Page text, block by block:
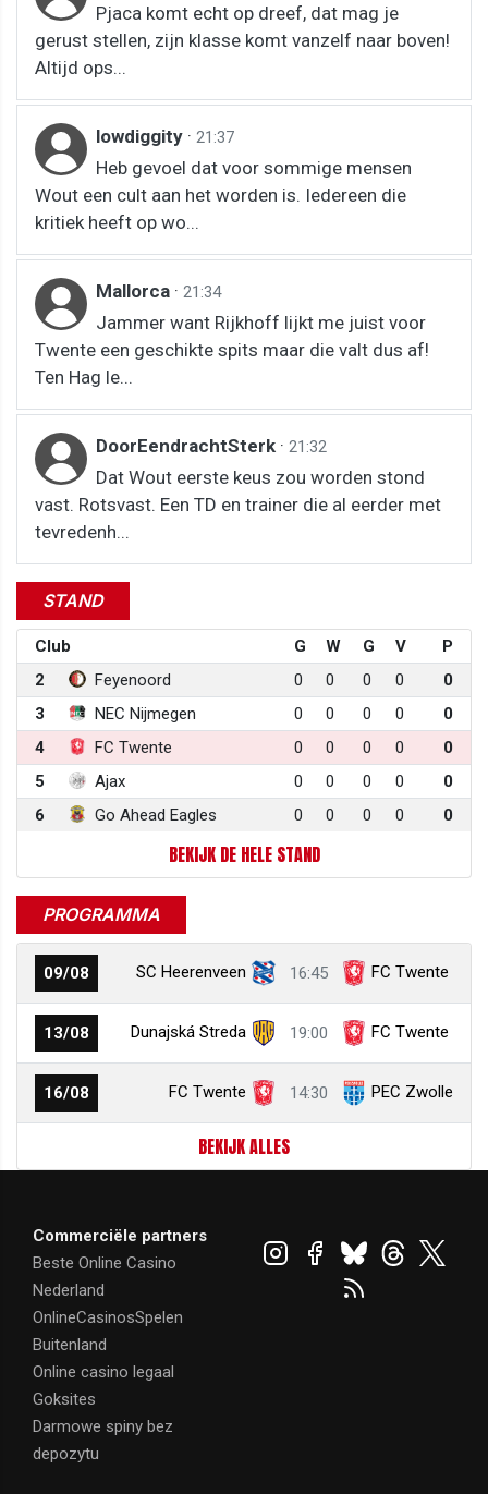
Pjaca komt echt op dreef, dat mag je
gerust stellen, zijn klasse komt vanzelf naar boven!
Altijd ops...
lowdiggity · 21:37
Heb gevoel dat voor sommige mensen
Wout een cult aan het worden is. Iedereen die
kritiek heeft op wo...
Mallorca · 21:34
Jammer want Rijkhoff lijkt me juist voor
Twente een geschikte spits maar die valt dus af!
Ten Hag le...
DoorEendrachtSterk · 21:32
Dat Wout eerste keus zou worden stond
vast. Rotsvast. Een TD en trainer die al eerder met
tevredenh...
STAND
Club G W G V
P
2
Feyenoord 0 0 0 0
0
3
NEC Nijmegen 0 0 0 0
0
4
FC Twente 0 0 0 0
0
5
Ajax 0 0 0 0
0
6
Go Ahead Eagles 0 0 0 0 0
BEKIJK DE HELE STAND
PROGRAMMA
09/08 SC Heerenveen 16:45 FC Twente
13/08 Dunajská Streda 19:00 FC Twente
16/08 FC Twente 14:30 PEC Zwolle
BEKIJK ALLES
Commerciële partners
Beste Online Casino
Nederland
OnlineCasinosSpelen
Buitenland
Online casino legaal
Goksites
Darmowe spiny bez
depozytu